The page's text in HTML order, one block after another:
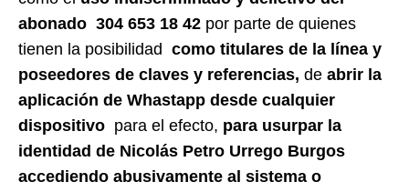
abonado 304 653 18 42 por parte de quienes
tienen la posibilidad como titulares de la línea y
poseedores de claves y referencias, de abrir la
aplicación de Whastapp desde cualquier
dispositivo para el efecto, para usurpar la
identidad de Nicolás Petro Urrego Burgos
accediendo abusivamente al sistema o